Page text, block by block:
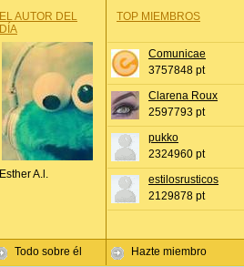
EL AUTOR DEL
DÍA
Esther A.l.
Todo sobre él
TOP MIEMBROS
Comunicae
3757848 pt
Clarena Roux
2597793 pt
pukko
2324960 pt
estilosrusticos
2129878 pt
Hazte miembro